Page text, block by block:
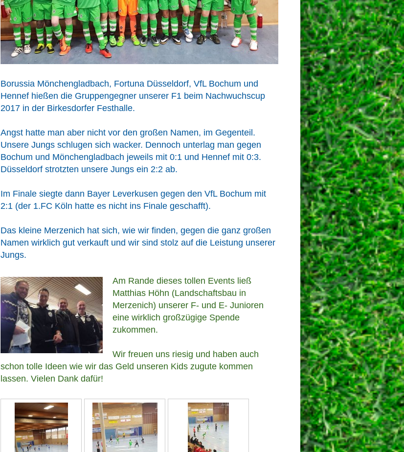
Borussia Mönchengladbach, Fortuna Düsseldorf, VfL Bochum und
Hennef hießen die Gruppengegner unserer F1 beim Nachwuchscup
2017 in der Birkesdorfer Festhalle.
Angst hatte man aber nicht vor den großen Namen, im Gegenteil.
Unsere Jungs schlugen sich wacker. Dennoch unterlag man gegen
Bochum und Mönchengladbach jeweils mit 0:1 und Hennef mit 0:3.
Düsseldorf strotzten unsere Jungs ein 2:2 ab.
Im Finale siegte dann Bayer Leverkusen gegen den VfL Bochum mit
2:1 (der 1.FC Köln hatte es nicht ins Finale geschafft).
Das kleine Merzenich hat sich, wie wir finden, gegen die ganz großen
Namen wirklich gut verkauft und wir sind stolz auf die Leistung unserer
Jungs.
Am Rande dieses tollen Events ließ
Matthias Höhn (Landschaftsbau in
Merzenich) unserer F- und E- Junioren
eine wirklich großzügige Spende
zukommen.
Wir freuen uns riesig und haben auch
schon tolle Ideen wie wir das Geld unseren Kids zugute kommen
lassen. Vielen Dank dafür!